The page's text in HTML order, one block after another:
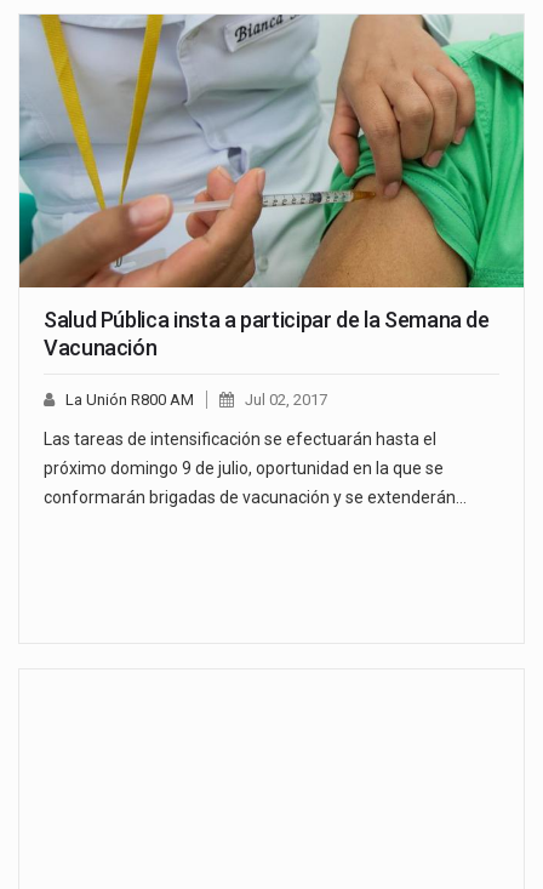
Salud Pública insta a participar de la Semana de
Vacunación
La Unión R800 AM Jul 02, 2017
Las tareas de intensificación se efectuarán hasta el
próximo domingo 9 de julio, oportunidad en la que se
conformarán brigadas de vacunación y se extenderán…